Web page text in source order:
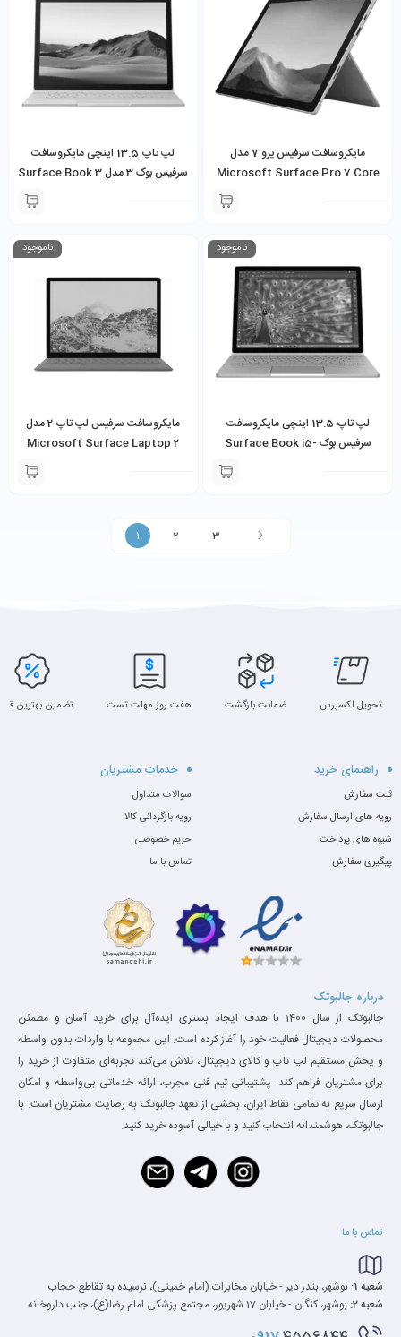
مایکروسافت سرفیس پرو 7 مدل
Microsoft Surface Pro 7 Core
i3-1005G1 4GB 128GB SSD به
لپ تاپ 13.5 اینچی مایکروسافت
سرفیس بوک 3 مدل Surface Book 3
i5-1035G7 8GB 256GB SSD
ناموجود
لپ تاپ 13.5 اینچی مایکروسافت
سرفیس بوک Surface Book i5-
6300U 8GB 256GB SSD 1GB
ناموجود
مایکروسافت سرفیس لپ تاپ 2 مدل
Microsoft Surface Laptop 2
Core i7-8650U 16GB 512GB SSD
1 2 3
تحویل اکسپرس ضمانت بازگشت هفت روز مهلت تست تضمین بهترین
راهنمای خرید
ثبت سفارش
رویه های ارسال سفارش
شیوه های پرداخت
پیگیری سفارش
خدمات مشتریان
سوالات متداول
رویه بازگردانی کالا
حریم خصوصی
تماس با ما
درباره جالبوتک
جالبوتک از سال 1400 با هدف ایجاد بستری ایده‌آل برای خرید آسان و مطمئن
محصولات دیجیتال فعالیت خود را آغاز کرده است. این مجموعه با واردات بدون واسطه
و پخش مستقیم لپ تاپ و کالای دیجیتال، تلاش می‌کند تجربه‌ای متفاوت از خرید را
برای مشتریان فراهم کند. پشتیبانی تیم فنی مجرب، ارائه خدماتی بی‌واسطه و امکان
ارسال سریع به تمامی نقاط ایران، بخشی از تعهد جالبوتک به رضایت مشتریان است. با
جالبوتک، هوشمندانه انتخاب کنید و با خیالی آسوده خرید کنید.
تماس با ما
شعبه 1:
بوشهر، بندر دیر - خیابان مخابرات (امام خمینی)، نرسیده به تقاطع حجاب
شعبه 2:
بوشهر، کنگان - خیابان 17 شهریور، مجتمع پزشکی امام رضا(ع)، جنب داروخانه